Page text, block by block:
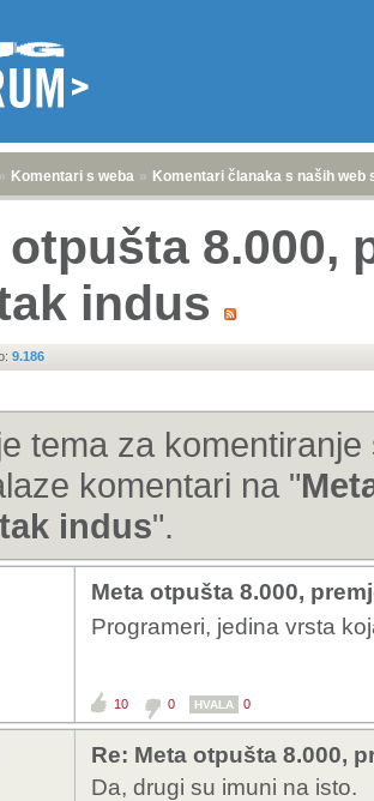
» Komentari s weba » Komentari članaka s naših web
otpušta 8.000,
indus
9.186
tema za
komentari na "
indus".
Meta otpušta 8.000,
Programeri, jedina vrsta
10 0 HVALA 0
Re: Meta otpušta 8.000,
Da, drugi su imuni na isto.